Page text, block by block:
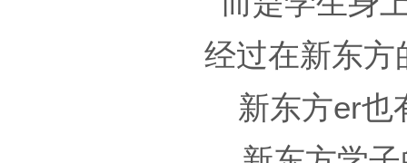
经过在新东方
新东方er也